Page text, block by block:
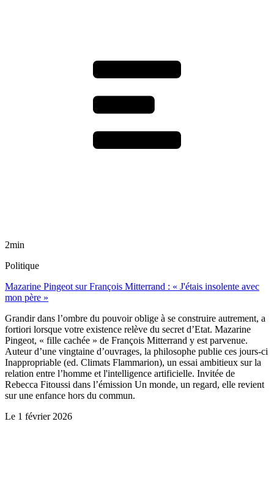
2min
Politique
Mazarine Pingeot sur François Mitterrand : « J'étais insolente avec
mon père »
Grandir dans l’ombre du pouvoir oblige à se construire autrement, a
fortiori lorsque votre existence relève du secret d’Etat. Mazarine
Pingeot, « fille cachée » de François Mitterrand y est parvenue.
Auteur d’une vingtaine d’ouvrages, la philosophe publie ces jours-ci
Inappropriable (ed. Climats Flammarion), un essai ambitieux sur la
relation entre l’homme et l'intelligence artificielle. Invitée de
Rebecca Fitoussi dans l’émission Un monde, un regard, elle revient
sur une enfance hors du commun.
Le 1 février 2026